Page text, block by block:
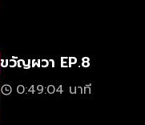
ขวัญผวา EP.8
0:49:04 นาที